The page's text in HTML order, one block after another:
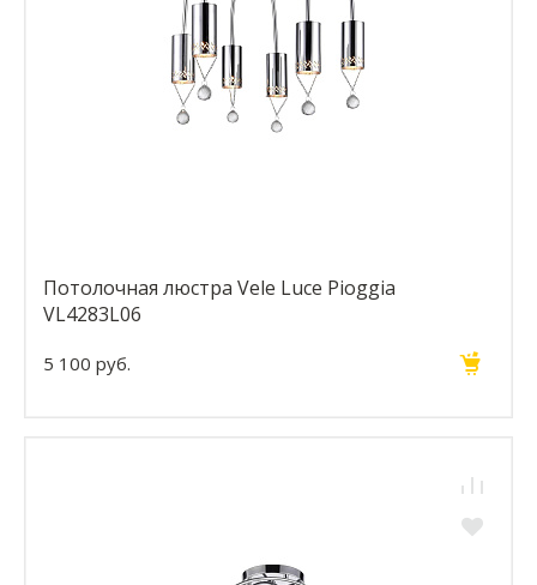
Потолочная люстра Vele Luce Pioggia
VL4283L06
5 100 руб.